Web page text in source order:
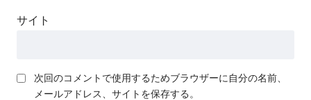
サイト
次回のコメントで使用するためブラウザーに自分の名前、
メールアドレス、サイトを保存する。